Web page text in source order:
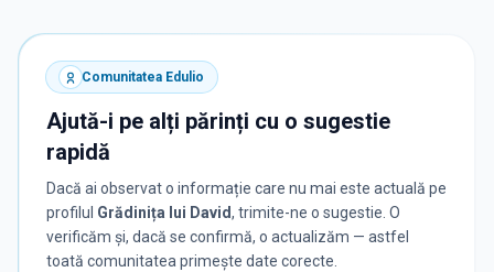
Comunitatea Edulio
Ajută-i pe alți părinți cu o sugestie
rapidă
Dacă ai observat o informație care nu mai este actuală pe
profilul Grădinița lui David, trimite-ne o sugestie. O
verificăm și, dacă se confirmă, o actualizăm — astfel
toată comunitatea primește date corecte.